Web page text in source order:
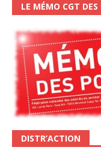
LE MÉMO CGT DES
DISTR’ACTION